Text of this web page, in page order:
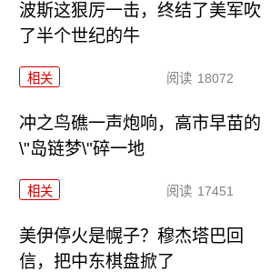
波斯这狠厉一击，终结了美军吹
了半个世纪的牛
相关 阅读 18072
冲之鸟礁一声炮响，高市早苗的
\"岛链梦\"碎一地
相关 阅读 17451
美伊停火是幌子？穆杰塔巴回
信，把中东棋盘掀了